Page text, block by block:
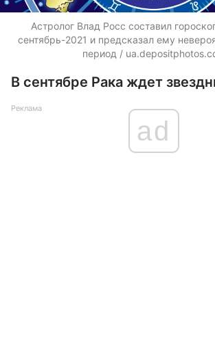
Астролог Влад Росс составил
сентябрь-2021 и предсказал ему
период /
В сентябре Рака ждет
Реклама
ad